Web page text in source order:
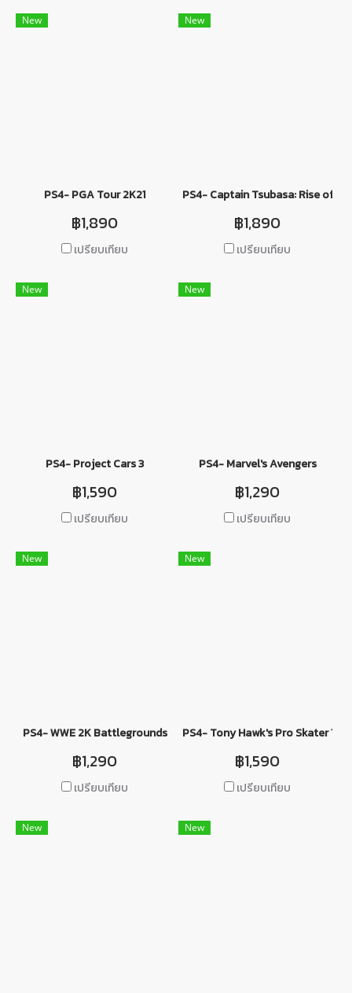
New
PS4- PGA Tour 2K21
฿1,890
เปรียบเทียบ
New
PS4- Captain Tsubasa: Rise of
฿1,890
เปรียบเทียบ
New
PS4- Project Cars 3
฿1,590
เปรียบเทียบ
New
PS4- Marvel's Avengers
฿1,290
เปรียบเทียบ
New
PS4- WWE 2K Battlegrounds
฿1,290
เปรียบเทียบ
New
PS4- Tony Hawk's Pro Skater 1+2
฿1,590
เปรียบเทียบ
New New